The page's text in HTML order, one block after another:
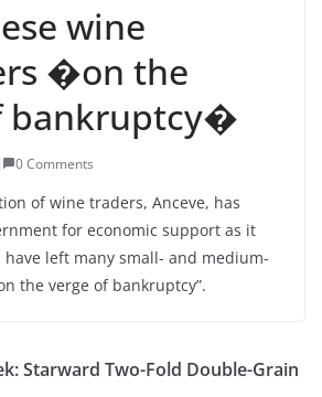
wine
�on the
bankruptcy�
0 Comments
of wine traders, Anceve, has
for economic support as it
left many small- and medium-
the verge of bankruptcy”.
Starward Two-Fold Double-Grain